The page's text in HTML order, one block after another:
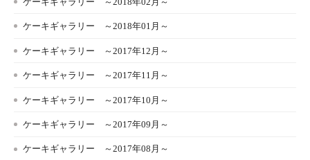
ケーキギャラリー ～2018年01月～
ケーキギャラリー ～2017年12月～
ケーキギャラリー ～2017年11月～
ケーキギャラリー ～2017年10月～
ケーキギャラリー ～2017年09月～
ケーキギャラリー ～2017年08月～